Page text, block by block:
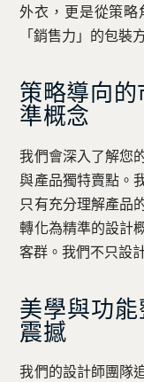
外衣，更是從策略
「銷售力」的包裝
策略導向
準概念
我們會深入了解您
與產品獨特賣點。
只有充分理解產品
轉化為精準的設計
客群。我們不只設
美學與功
震撼
我們的設計師團隊